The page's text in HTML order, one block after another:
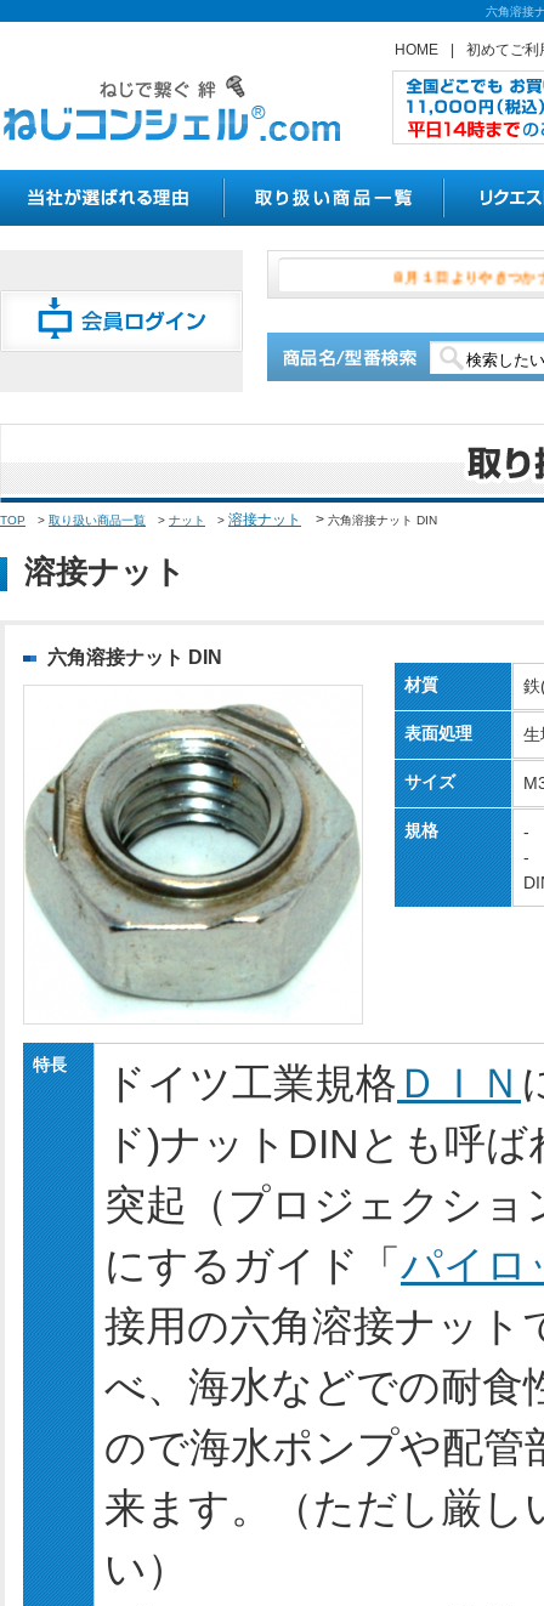
六角溶接
HOME 初めてご利
８月１日よ
TOP > 取り扱い商品一覧 > ナット > 溶接ナット > 六角溶接ナット DIN
溶接ナット
六角溶接ナット DIN
材質 鉄
表面処理 生
サイズ
規格
-
-
特長 ドイツ工業規格 ＤＩＮ
ド)ナットDINとも呼
突起（プロジェクショ
にするガイド「 パイロ
接用の六角溶接ナット
べ、海水などでの耐食
ので海水ポンプや配管
来ます。（ただし厳し
い）